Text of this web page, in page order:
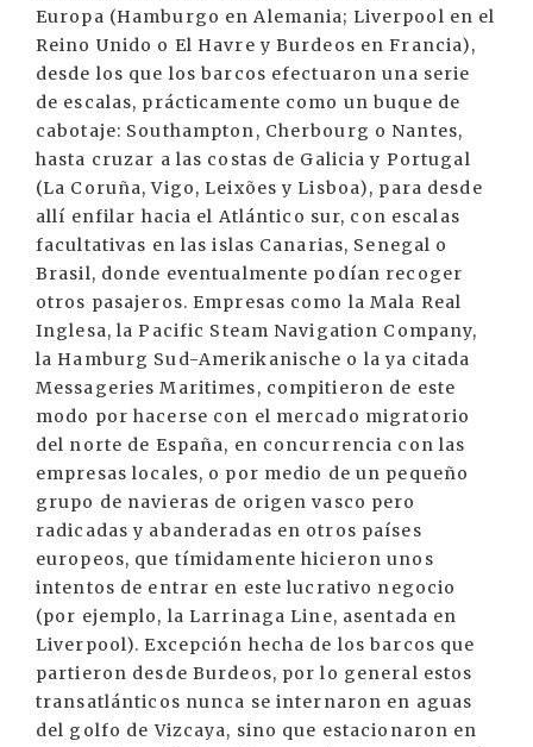
Europa (Hamburgo en Alemania; Liverpool en el
Reino Unido o El Havre y Burdeos en Francia),
desde los que los barcos efectuaron una serie
de escalas, prácticamente como un buque de
cabotaje: Southampton, Cherbourg o Nantes,
hasta cruzar a las costas de Galicia y Portugal
(La Coruña, Vigo, Leixões y Lisboa), para desde
allí enfilar hacia el Atlántico sur, con escalas
facultativas en las islas Canarias, Senegal o
Brasil, donde eventualmente podían recoger
otros pasajeros. Empresas como la Mala Real
Inglesa, la Pacific Steam Navigation Company,
la Hamburg Sud-Amerikanische o la ya citada
Messageries Maritimes, compitieron de este
modo por hacerse con el mercado migratorio
del norte de España, en concurrencia con las
empresas locales, o por medio de un pequeño
grupo de navieras de origen vasco pero
radicadas y abanderadas en otros países
europeos, que tímidamente hicieron unos
intentos de entrar en este lucrativo negocio
(por ejemplo, la Larrinaga Line, asentada en
Liverpool). Excepción hecha de los barcos que
partieron desde Burdeos, por lo general estos
transatlánticos nunca se internaron en aguas
del golfo de Vizcaya, sino que estacionaron en